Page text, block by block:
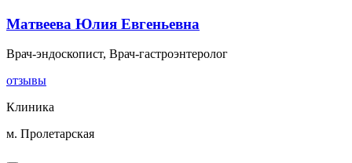
Матвеева Юлия Евгеньевна
Врач-эндоскопист, Врач-гастроэнтеролог
отзывы
Клиника
м. Пролетарская